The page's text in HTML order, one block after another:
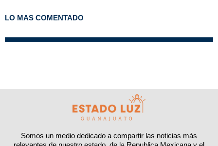
LO MAS COMENTADO
Somos un medio dedicado a compartir las noticias más